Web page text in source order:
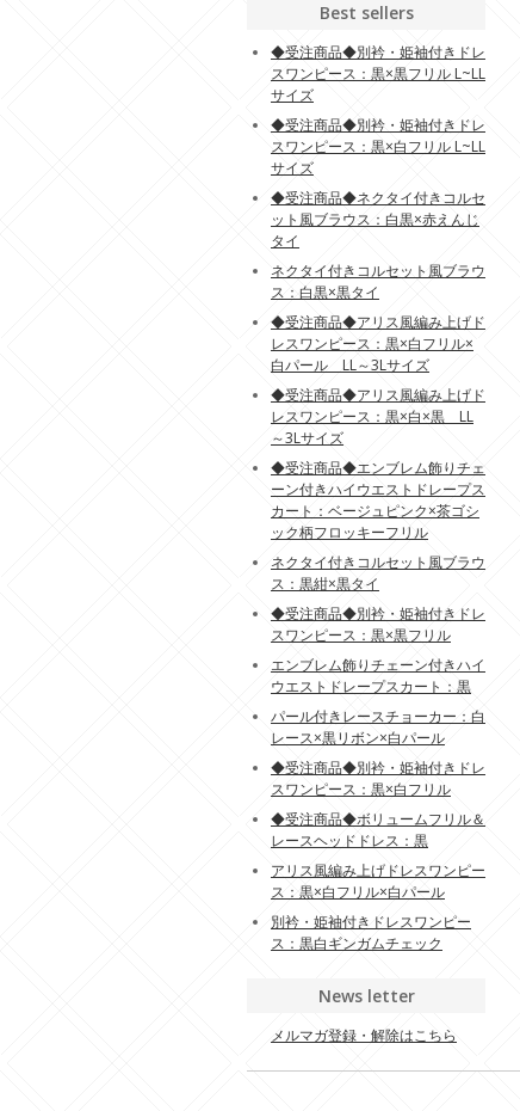
Best sellers
◆受注商品◆別衿・姫袖付きドレ
スワンピース：黒×黒フリル L~LL
サイズ
◆受注商品◆別衿・姫袖付きドレ
スワンピース：黒×白フリル L~LL
サイズ
◆受注商品◆ネクタイ付きコルセ
ット風ブラウス：白黒×赤えんじ
タイ
ネクタイ付きコルセット風ブラウ
ス：白黒×黒タイ
◆受注商品◆アリス風編み上げド
レスワンピース：黒×白フリル×
白パール LL～3Lサイズ
◆受注商品◆アリス風編み上げド
レスワンピース：黒×白×黒 LL
～3Lサイズ
◆受注商品◆エンブレム飾りチェ
ーン付きハイウエストドレープス
カート：ベージュピンク×茶ゴシ
ック柄フロッキーフリル
ネクタイ付きコルセット風ブラウ
ス：黒紺×黒タイ
◆受注商品◆別衿・姫袖付きドレ
スワンピース：黒×黒フリル
エンブレム飾りチェーン付きハイ
ウエストドレープスカート：黒
パール付きレースチョーカー：白
レース×黒リボン×白パール
◆受注商品◆別衿・姫袖付きドレ
スワンピース：黒×白フリル
◆受注商品◆ボリュームフリル＆
レースヘッドドレス：黒
アリス風編み上げドレスワンピー
ス：黒×白フリル×白パール
別衿・姫袖付きドレスワンピー
ス：黒白ギンガムチェック
News letter
メルマガ登録・解除はこちら